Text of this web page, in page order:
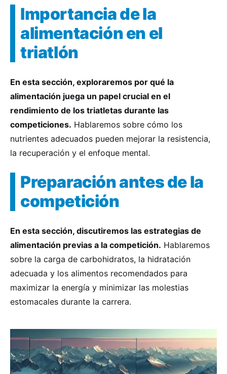
Importancia de la
alimentación en el
triatlón
En esta sección, exploraremos por qué la
alimentación juega un papel crucial en el
rendimiento de los triatletas durante las
competiciones. Hablaremos sobre cómo los
nutrientes adecuados pueden mejorar la resistencia,
la recuperación y el enfoque mental.
Preparación antes de la
competición
En esta sección, discutiremos las estrategias de
alimentación previas a la competición. Hablaremos
sobre la carga de carbohidratos, la hidratación
adecuada y los alimentos recomendados para
maximizar la energía y minimizar las molestias
estomacales durante la carrera.